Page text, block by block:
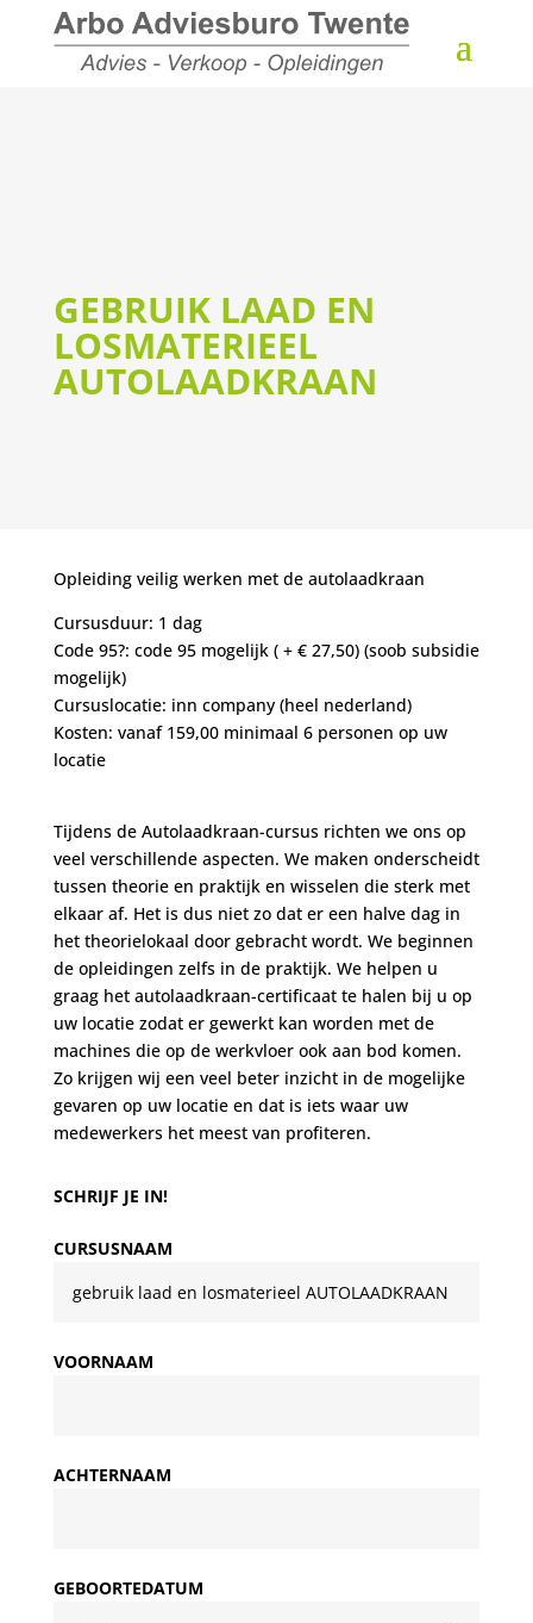
GEBRUIK LAAD EN
LOSMATERIEEL
AUTOLAADKRAAN
Opleiding veilig werken met de autolaadkraan
Cursusduur: 1 dag
Code 95?: code 95 mogelijk ( + € 27,50) (soob subsidie
mogelijk)
Cursuslocatie: inn company (heel nederland)
Kosten: vanaf 159,00 minimaal 6 personen op uw
locatie
Tijdens de Autolaadkraan-cursus richten we ons op
veel verschillende aspecten. We maken onderscheidt
tussen theorie en praktijk en wisselen die sterk met
elkaar af. Het is dus niet zo dat er een halve dag in
het theorielokaal door gebracht wordt. We beginnen
de opleidingen zelfs in de praktijk. We helpen u
graag het autolaadkraan-certificaat te halen bij u op
uw locatie zodat er gewerkt kan worden met de
machines die op de werkvloer ook aan bod komen.
Zo krijgen wij een veel beter inzicht in de mogelijke
gevaren op uw locatie en dat is iets waar uw
medewerkers het meest van profiteren.
SCHRIJF JE IN!
CURSUSNAAM
VOORNAAM
ACHTERNAAM
GEBOORTEDATUM